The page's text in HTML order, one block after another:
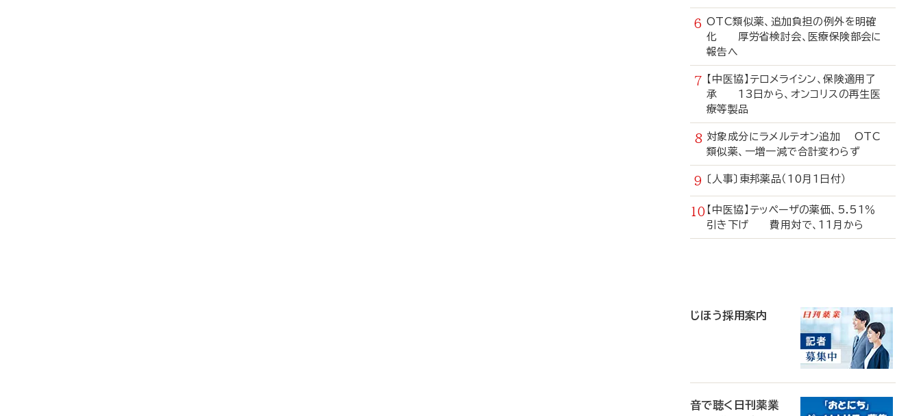
OTC類似薬、追加負担の例外を明確
化 厚労省検討会、医療保険部会に
報告へ
【中医協】テロメライシン、保険適用了
承 13日から、オンコリスの再生医
療等製品
対象成分にラメルテオン追加 OTC
類似薬、一増一減で合計変わらず
〔人事〕東邦薬品（10月1日付）
【中医協】テッペーザの薬価、5.51％
引き下げ 費用対で、11月から
じほう採用案内
音で聴く日刊薬業